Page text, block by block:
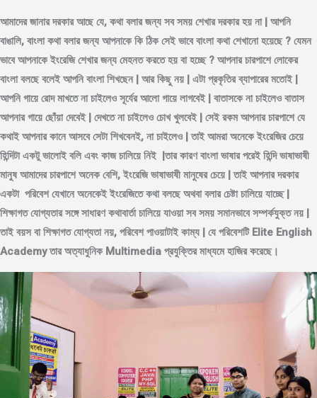
আমাদের জানার দরকার আছে যে, কথা বলার জন্য সব সময় শেখার দরকার হয় না | আপনি
বাঙালি, বাংলা কথা বলার জন্য আপনাকে কি ঠিক সেই ভাবে বাংলা কথা শেখানো হয়েছে ? যেমন
ভাবে আপনাকে ইংরেজি শেখার জন্য মেহনত করতে হয় বা হচ্ছে ? আপনার চারপাশে লোকের
বাংলা বলছে বলেই আপনি বাংলা শিখছেন | আর কিছু নয় | এটা প্রকৃতির ব্যাপারের মতোই |
আপনি গায়ে রোদ মাখতে না চাইলেও সূর্যের আলো গায়ে লাগবেই | বাতাসকে না চাইলেও বাতাস
আপনার গায়ে ছোঁয়া দেবেই | দেখতে না চাইলেও চোখ খুলবেই | সেই রকম আপনার চারপাশে যে
কথাই আপনার কানে আসবে সেটা শিখবেনই, না চাইলেও | তাই আমরা অনেকে ইংরেজির চেয়ে
হিন্দিটা একটু ভালোই বলি এবং কাজ চালিয়ে নিই |তার কারণ বাংলা ভাষার পরেই হিন্দি ভাষাভাষী
মানুষ আমাদের চারপাশে অনেক বেশি, ইংরেজি ভাষাভাষী মানুষের চেয়ে | তাই আপনার দরকার
একটা পরিবেশ যেখানে অনেকেই ইংরেজিতে কথা বলছে অথবা বলার চেষ্টা চালিয়ে যাচ্ছে |
শিক্ষাগত যোগ্যতার সঙ্গে সাধারণ কথাবার্তা চালিয়ে যাওয়া সব সময় সমানভাবে সম্পর্কযুক্ত নয় |
তাই বয়স বা শিক্ষাগত যোগ্যতা নয়, পরিবেশ পাওয়াটাই কাম্য | যে পরিবেশটি Elite English
Academy তার অত্যাধুনিক Multimedia প্রযুক্তির মাধ্যমে হাজির করেছে।